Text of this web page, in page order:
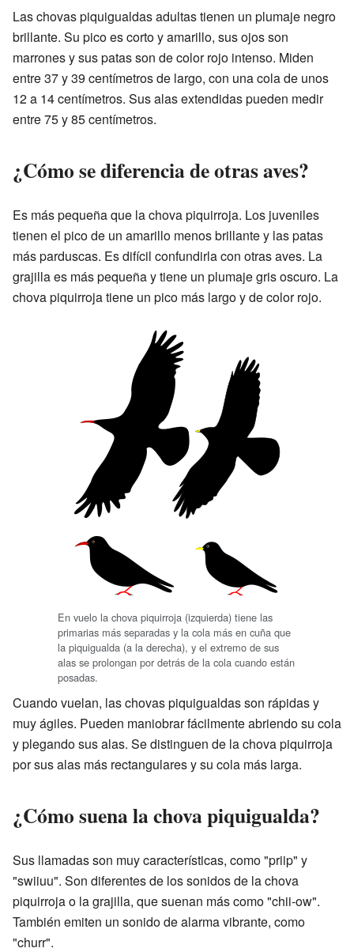
Las chovas piquigualdas adultas tienen un plumaje negro
brillante. Su pico es corto y amarillo, sus ojos son
marrones y sus patas son de color rojo intenso. Miden
entre 37 y 39 centímetros de largo, con una cola de unos
12 a 14 centímetros. Sus alas extendidas pueden medir
entre 75 y 85 centímetros.
¿Cómo se diferencia de otras aves?
Es más pequeña que la chova piquirroja. Los juveniles
tienen el pico de un amarillo menos brillante y las patas
más parduscas. Es difícil confundirla con otras aves. La
grajilla es más pequeña y tiene un plumaje gris oscuro. La
chova piquirroja tiene un pico más largo y de color rojo.
En vuelo la chova piquirroja (izquierda) tiene las
primarias más separadas y la cola más en cuña que
la piquigualda (a la derecha), y el extremo de sus
alas se prolongan por detrás de la cola cuando están
posadas.
Cuando vuelan, las chovas piquigualdas son rápidas y
muy ágiles. Pueden maniobrar fácilmente abriendo su cola
y plegando sus alas. Se distinguen de la chova piquirroja
por sus alas más rectangulares y su cola más larga.
¿Cómo suena la chova piquigualda?
Sus llamadas son muy características, como "priip" y
"swiiuu". Son diferentes de los sonidos de la chova
piquirroja o la grajilla, que suenan más como "chii-ow".
También emiten un sonido de alarma vibrante, como
"churr".